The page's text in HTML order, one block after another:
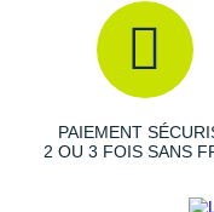
la morphologie
limite les points
moelleux et profilé
sécurisé.
PAIEMENT
2 OU 3 FOIS SANS